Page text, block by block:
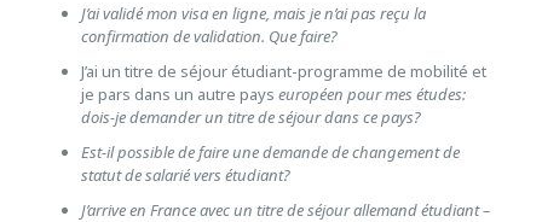
J’ai validé mon visa en ligne, mais je n’ai pas reçu la
confirmation de validation. Que faire?
J’ai un titre de séjour étudiant-programme de mobilité et
je pars dans un autre pays européen pour mes études:
dois-je demander un titre de séjour dans ce pays?
Est-il possible de faire une demande de changement de
statut de salarié vers étudiant?
J’arrive en France avec un titre de séjour allemand étudiant –